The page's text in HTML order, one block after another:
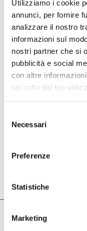
Utilizziamo i cookie
annunci, per fornire
analizzare il nostro
informazioni sul
nostri partner che si
pubblicità e social
con altre
raccolto dal tuo
delNecessari
Preferenze
Statistiche
Marketing
militare e che i
rispondere. Il
Governo di
l'autonomia, la
accademica di
superiore nei
conformità con i
deve essere
Collegamenti